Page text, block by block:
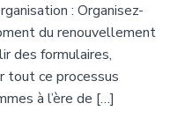
: Organisez-
du renouvellement
des formulaires,
tout ce processus
à l’ère de […]